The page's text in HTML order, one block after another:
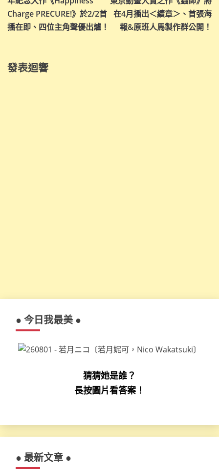
導
覽
Charge PRECURE!》於2/2首
播在即、四位主角聲優出爐！
在4月播出＜續章＞、首張海
報&原班人馬製作群公開！
發表迴響
● 今日我最美 ●
猜猜她是誰？
長按圖片看答案！
● 最新文章 ●